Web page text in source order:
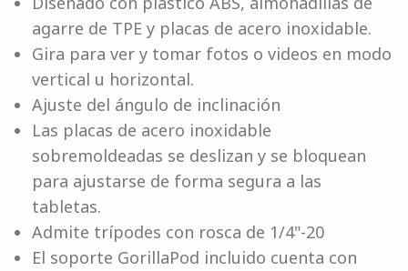
agarre de TPE y placas de acero inoxidable.
Gira para ver y tomar fotos o videos en modo
vertical u horizontal.
Ajuste del ángulo de inclinación
Las placas de acero inoxidable
sobremoldeadas se deslizan y se bloquean
para ajustarse de forma segura a las
tabletas.
Admite trípodes con rosca de 1/4"-20
El soporte GorillaPod incluido cuenta con